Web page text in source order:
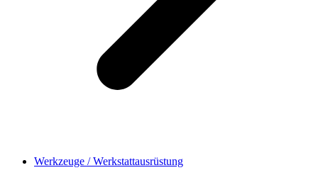
Werkzeuge / Werkstattausrüstung